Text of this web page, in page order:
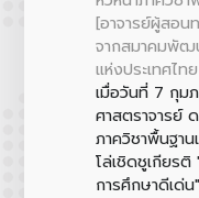
[อาจารย์ผู้สอน
จากสมาคมพัฒ
แห่งประเทศไทย
เมื่อวันที่ 7 กุม
ศาสตราจารย์
ภาควิชาพื้นฐา
โล่เชิดชูเกียรติ
การศึกษาดีเด่